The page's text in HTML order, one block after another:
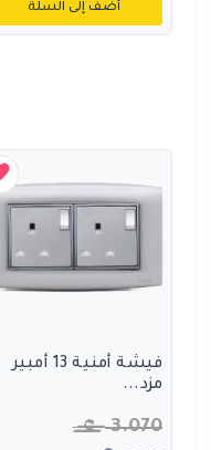
أضف إلى السلة
فيشة أمنية 13 أمبير
مزد...
3.070